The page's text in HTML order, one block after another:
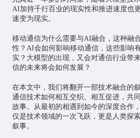
AI加持千行百业的现实性和推进速度也
速变为现实。
移动通信为什么需要与AI融合，这种融
性？AI会如何影响移动通信，这些影响
实？大模型的出现，又会对通信行业带
信的未来将会如何发展？
在本文中，我们将翻开一部技术融合的
通信技术如何相互交织、相互促进，共
故事。从最初的相遇到如今的深度合作
仅是技术领域的一次飞跃，更是人类探
叙事。